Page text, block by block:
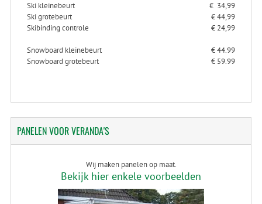
Ski kleinebeurt
€ 34,99
Ski grotebeurt
€ 44,99
Skibinding controle
€ 24,99
Snowboard kleinebeurt
€ 44.99
Snowboard grotebeurt
€ 59.99
PANELENVOOR VERANDA'S
Wij maken panelen op maat.
Bekijk hier enkele voorbeelden